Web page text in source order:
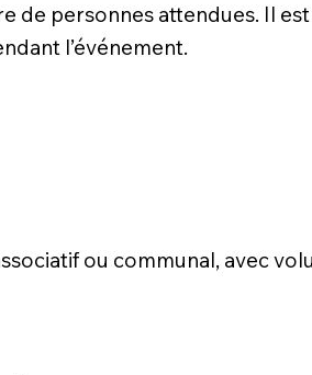
de personnes attendues. Il
l’événement.
ou communal, avec